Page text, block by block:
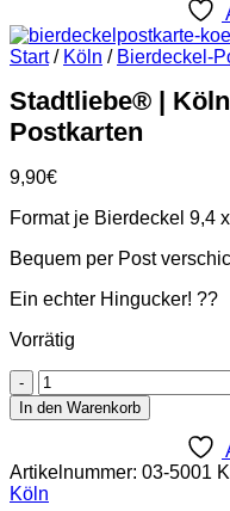
Start / Köln / Bierdeckel-
Stadtliebe® |
Postkarten
9,90€
Format je Bierdeckel 9,4
Bequem per Post
Ein echter Hingucker! ??
Vorrätig
Stadtliebe®
|
Köln
Bierdeckel
Postkarten
In den Warenkorb
Artikelnummer: 03-5001
Köln